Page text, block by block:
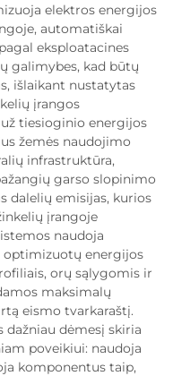
elektros energijos
automatiškai
eksploatacines
galimybes, kad būtų
išlaikant nustatytas
įrangos
tiesioginio energijos
žemės naudojimo
infrastruktūra,
garso slopinimo
dalelių emisijas, kurios
įrangoje
naudoja
optimizuotų energijos
orų sąlygomis ir
maksimalų
eismo tvarkaraštį.
dėmesį skiria
poveikiui: naudoja
komponentus taip,